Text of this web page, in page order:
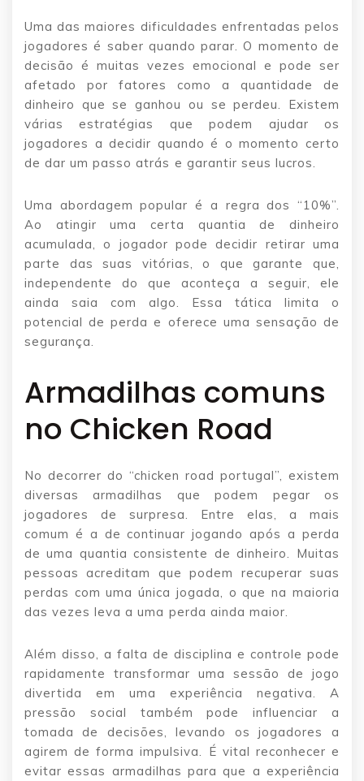
Uma das maiores dificuldades enfrentadas pelos
jogadores é saber quando parar. O momento de
decisão é muitas vezes emocional e pode ser
afetado por fatores como a quantidade de
dinheiro que se ganhou ou se perdeu. Existem
várias estratégias que podem ajudar os
jogadores a decidir quando é o momento certo
de dar um passo atrás e garantir seus lucros.
Uma abordagem popular é a regra dos “10%”.
Ao atingir uma certa quantia de dinheiro
acumulada, o jogador pode decidir retirar uma
parte das suas vitórias, o que garante que,
independente do que aconteça a seguir, ele
ainda saia com algo. Essa tática limita o
potencial de perda e oferece uma sensação de
segurança.
Armadilhas comuns
no Chicken Road
No decorrer do “chicken road portugal”, existem
diversas armadilhas que podem pegar os
jogadores de surpresa. Entre elas, a mais
comum é a de continuar jogando após a perda
de uma quantia consistente de dinheiro. Muitas
pessoas acreditam que podem recuperar suas
perdas com uma única jogada, o que na maioria
das vezes leva a uma perda ainda maior.
Além disso, a falta de disciplina e controle pode
rapidamente transformar uma sessão de jogo
divertida em uma experiência negativa. A
pressão social também pode influenciar a
tomada de decisões, levando os jogadores a
agirem de forma impulsiva. É vital reconhecer e
evitar essas armadilhas para que a experiência